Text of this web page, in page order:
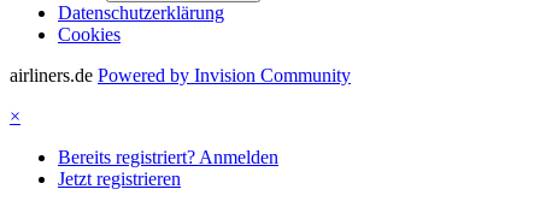
Datenschutzerklärung
Cookies
airliners.de Powered by Invision Community
×
Bereits registriert? Anmelden
Jetzt registrieren